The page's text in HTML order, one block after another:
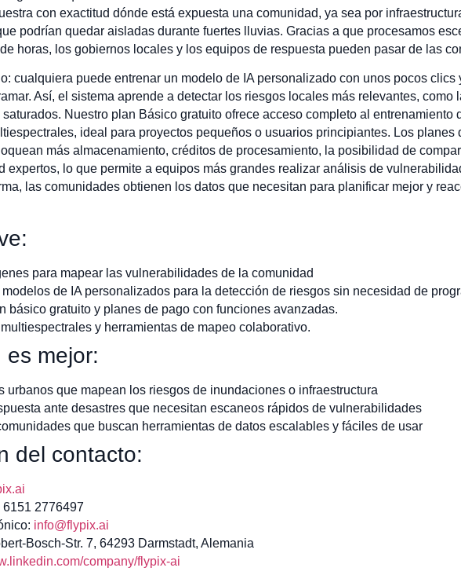
con exactitud dónde está expuesta una comunidad, ya sea por
podrían quedar aisladas durante fuertes lluvias. Gracias a que procesamos
horas, los gobiernos locales y los equipos de respuesta pueden pasar de las
cualquiera puede entrenar un modelo de IA personalizado con unos pocos
Así, el sistema aprende a detectar los riesgos locales más relevantes,
Nuestro plan Básico gratuito ofrece acceso completo al
ideal para proyectos pequeños o usuarios principiantes. Los planes
más almacenamiento, créditos de procesamiento, la posibilidad de
expertos, lo que permite a equipos más grandes realizar análisis de
las comunidades obtienen los datos que necesitan para planificar mejor y
para mapear las vulnerabilidades de la comunidad
modelos de IA personalizados para la detección de riesgos sin necesidad de
básico gratuito y planes de pago con funciones avanzadas.
y herramientas de mapeo colaborativo.
es mejor:
urbanos que mapean los riesgos de inundaciones o infraestructura
ante desastres que necesitan escaneos rápidos de vulnerabilidades
que buscan herramientas de datos escalables y fáciles de usar
del contacto:
6151 2776497
info@flypix.ai
Bosch-Str. 7, 64293 Darmstadt, Alemania
company/flypix-ai